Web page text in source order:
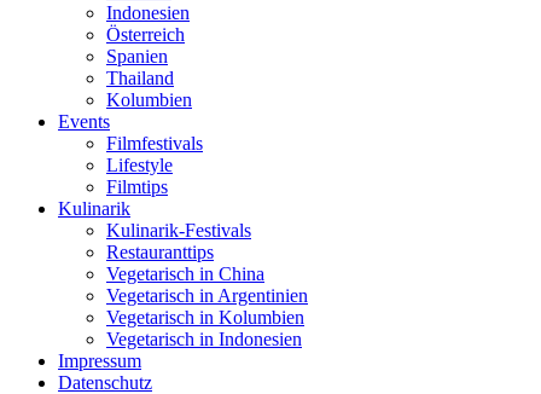
Indonesien
Österreich
Spanien
Thailand
Kolumbien
Events
Filmfestivals
Lifestyle
Filmtips
Kulinarik
Kulinarik-Festivals
Restauranttips
Vegetarisch in China
Vegetarisch in Argentinien
Vegetarisch in Kolumbien
Vegetarisch in Indonesien
Impressum
Datenschutz